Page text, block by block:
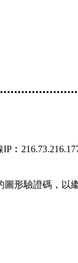
圖形驗證碼，以